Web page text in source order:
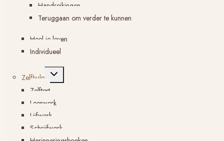
Handreikingen
Teruggaan om verder te kunnen
Heel je leven
Individueel
Zelfhulp
Toggle
Zelftest
Leeswerk
Lijfwerk
Schrijfwerk